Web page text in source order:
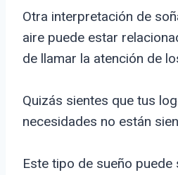
Otra interpretación de
aire puede estar
de llamar la atención de
Quizás sientes que tus
necesidades no están
Este tipo de sueño